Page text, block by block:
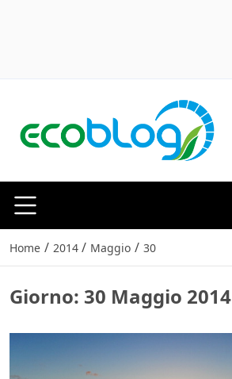
Home / 2014 / Maggio / 30
Giorno: 30 Maggio 2014